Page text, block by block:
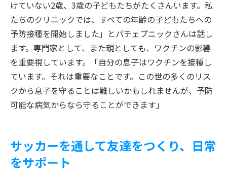
けていない2歳、3歳の子どもたちがたくさんいます。私
たちのクリニックでは、すべての年齢の子どもたちへの
予防接種を開始しました」とパチェプニックさんは話し
ます。専門家として、また親としても、ワクチンの影響
を重要視しています。「自分の息子はワクチンを接種し
ています。それは重要なことです。この世の多くのリス
クから息子を守ることは難しいかもしれませんが、予防
可能な病気からなら守ることができます」
サッカーを通して友達をつくり、日常
をサポート